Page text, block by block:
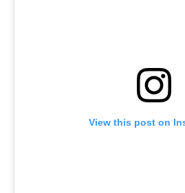
View this post on